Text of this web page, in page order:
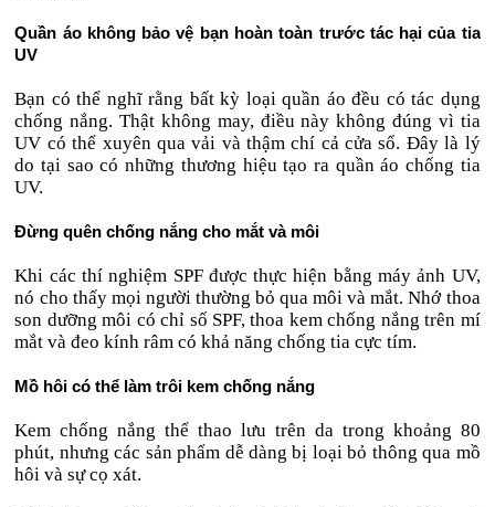
Quần áo không bảo vệ bạn hoàn toàn trước tác hại của tia
UV
Bạn có thể nghĩ rằng bất kỳ loại quần áo đều có tác dụng
chống nắng. Thật không may, điều này không đúng vì tia
UV có thể xuyên qua vải và thậm chí cả cửa sổ. Đây là lý
do tại sao có những thương hiệu tạo ra quần áo chống tia
UV.
Đừng quên chống nắng cho mắt và môi
Khi các thí nghiệm SPF được thực hiện bằng máy ảnh UV,
nó cho thấy mọi người thường bỏ qua môi và mắt. Nhớ thoa
son dưỡng môi có chỉ số SPF, thoa kem chống nắng trên mí
mắt và đeo kính râm có khả năng chống tia cực tím.
Mồ hôi có thể làm trôi kem chống nắng
Kem chống nắng thể thao lưu trên da trong khoảng 80
phút, nhưng các sản phẩm dễ dàng bị loại bỏ thông qua mồ
hôi và sự cọ xát.